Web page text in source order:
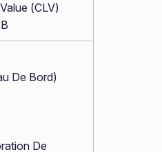
(CLV)
De Bord)
De